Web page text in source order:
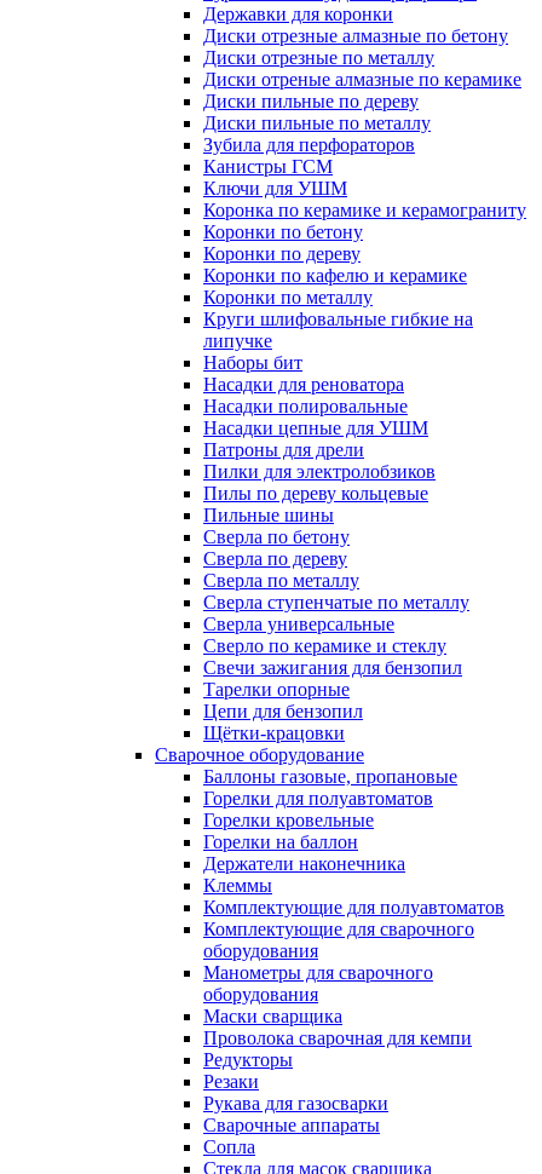
Державки для коронки
Диски отрезные алмазные по бетону
Диски отрезные по металлу
Диски отреные алмазные по керамике
Диски пильные по дереву
Диски пильные по металлу
Зубила для перфораторов
Канистры ГСМ
Ключи для УШМ
Коронка по керамике и керамограниту
Коронки по бетону
Коронки по дереву
Коронки по кафелю и керамике
Коронки по металлу
Круги шлифовальные гибкие на
липучке
Наборы бит
Насадки для реноватора
Насадки полировальные
Насадки цепные для УШМ
Патроны для дрели
Пилки для электролобзиков
Пилы по дереву кольцевые
Пильные шины
Сверла по бетону
Сверла по дереву
Сверла по металлу
Сверла ступенчатые по металлу
Сверла универсальные
Сверло по керамике и стеклу
Свечи зажигания для бензопил
Тарелки опорные
Цепи для бензопил
Щётки-крацовки
Сварочное оборудование
Баллоны газовые, пропановые
Горелки для полуавтоматов
Горелки кровельные
Горелки на баллон
Держатели наконечника
Клеммы
Комплектующие для полуавтоматов
Комплектующие для сварочного
оборудования
Манометры для сварочного
оборудования
Маски сварщика
Проволока сварочная для кемпи
Редукторы
Резаки
Рукава для газосварки
Сварочные аппараты
Сопла
Стекла для масок сварщика